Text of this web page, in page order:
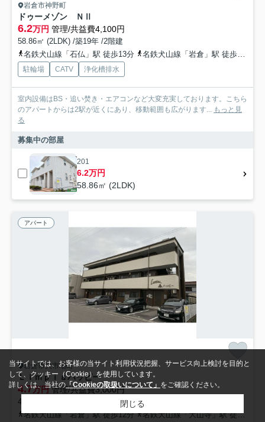
岩倉市神野町
ドゥーメゾン ＮⅡ
6.2万円 管理/共益費4,100円
58.86㎡ (2LDK) /築19年 /2階建
名鉄犬山線「石仏」駅 徒歩13分
名鉄犬山線「岩倉」駅 徒歩20分
駐輪場 CATV 浄化槽排水
室内設備はBS・追い焚き・エアコンなど大変充実しております。こちら
のアパートからは2駅が近くにあり、移動範囲も広がります...
もっと見
る
募集中の部屋
201
6.2万円
58.86㎡ (2LDK)
アパート
岩倉市大市場町
Ｌｉｍｐｉａハッピー
4.7万円管理/共益費3,000円
48.60㎡ (3DK) /築32年 /3階建
名鉄犬山線「岩倉」駅 徒歩12分
名鉄犬山線「大山寺」駅 徒歩29分
当サイトでは、お客様の当サイト利用状況把握、サービス向上検討を目的と
して、クッキー（Cookie）を使用しています。
詳しくは、当社の「Cookieの取扱いについて」 をご確認ください。
閉じる